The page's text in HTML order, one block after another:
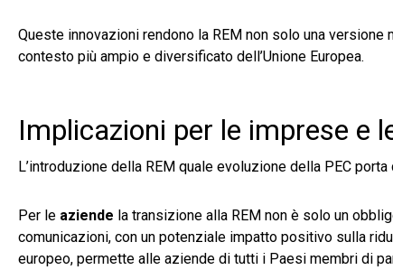
Queste innovazioni rendono la REM non solo una
contesto più ampio e diversificato dell’Unione Europea.
Implicazioni per le imprese e
L’introduzione della REM quale evoluzione della PEC
Per le aziende la transizione alla REM non è solo un
comunicazioni, con un potenziale impatto positivo sulla
europeo, permette alle aziende di tutti i Paesi membri di